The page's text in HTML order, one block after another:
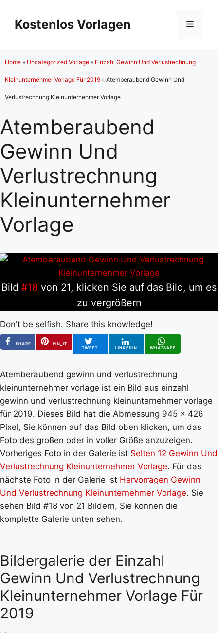
Inhalt
springen
Kostenlos Vorlagen Menü
Home » Uncategorized Vorlage » Einzahl Gewinn Und Verlustrechnung
Kleinunternehmer Vorlage Für 2019 » Atemberaubend Gewinn Und
Verlustrechnung Kleinunternehmer Vorlage
Atemberaubend
Gewinn Und
Verlustrechnung
Kleinunternehmer
Vorlage
Bild #18 von 21, klicken Sie auf das Bild, um es
zu vergrößern
Don't be selfish. Share this knowledge!
SHARE
PIN_IT
TWEET
LINKEDIN WHATSAPP
Atemberaubend gewinn und verlustrechnung
kleinunternehmer vorlage ist ein Bild aus einzahl
gewinn und verlustrechnung kleinunternehmer vorlage
für 2019. Dieses Bild hat die Abmessung 945 x 426
Pixel, Sie können auf das Bild oben klicken, um das
Foto des großen oder in voller Größe anzuzeigen.
Vorheriges Foto in der Galerie ist Selten 12 Gewinn Und
Verlustrechnung Kleinunternehmer Vorlage. Für das
nächste Foto in der Galerie ist Hervorragen Gewinn
Und Verlustrechnung Kleinunternehmer Vorlage. Sie
sehen Bild #18 von 21 Bildern, Sie können die
komplette Galerie unten sehen.
Bildergalerie der Einzahl
Gewinn Und Verlustrechnung
Kleinunternehmer Vorlage Für
2019